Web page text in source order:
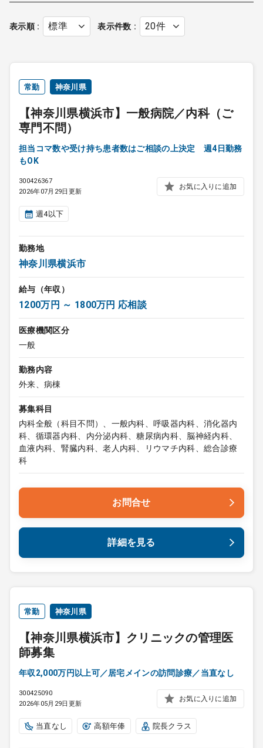
クリニック開業
採用をお考えの医療機関の方
表示順 表示件数
常勤 神奈川県
【神奈川県横浜市】一般病院／内科（ご
専門不問）
担当コマ数や受け持ち患者数はご相談の上決定 週4日勤務
もOK
300426367
2026年07月29日更新
お気に入りに追加
週4以下
勤務地
神奈川県横浜市
給与（年収）
1200万円 ～ 1800万円 応相談
医療機関区分
一般
勤務内容
外来、病棟
募集科目
内科全般（科目不問）、一般内科、呼吸器内科、消化器内
科、循環器内科、内分泌内科、糖尿病内科、脳神経内科、
血液内科、腎臓内科、老人内科、リウマチ内科、総合診療
科
お問合せ
詳細を見る
常勤 神奈川県
【神奈川県横浜市】クリニックの管理医
師募集
年収2,000万円以上可／居宅メインの訪問診療／当直なし
300425090
2026年05月29日更新
お気に入りに追加
当直なし 高額年俸 院長クラス